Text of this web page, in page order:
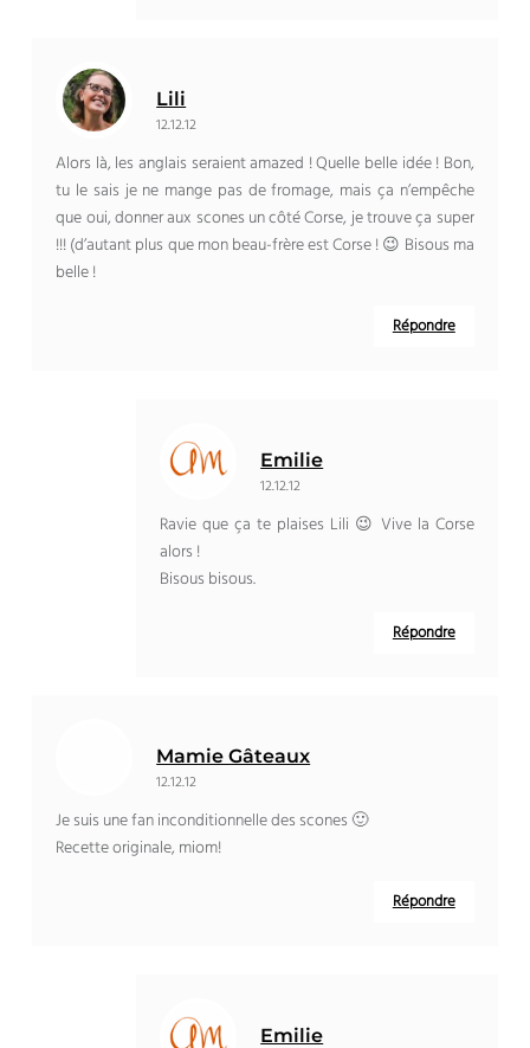
Lili
12.12.12
Alors là, les anglais seraient amazed ! Quelle belle idée ! Bon,
tu le sais je ne mange pas de fromage, mais ça n’empêche
que oui, donner aux scones un côté Corse, je trouve ça super
!!! (d’autant plus que mon beau-frère est Corse ! 😉 Bisous ma
belle !
Répondre
Emilie
12.12.12
Ravie que ça te plaises Lili 😉 Vive la Corse
alors !
Bisous bisous.
Répondre
Mamie Gâteaux
12.12.12
Je suis une fan inconditionnelle des scones 🙂
Recette originale, miom!
Répondre
Emilie